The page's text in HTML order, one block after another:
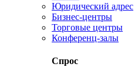
Юридический адрес
Бизнес-центры
Торговые центры
Конференц-залы
Спрос